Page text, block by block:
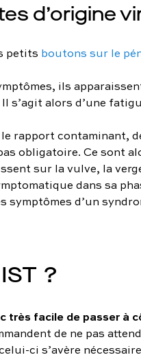
d’origine
petits boutons sur le
ils
s’agit alors d’une
le rapport contaminant,
obligatoire. Ce sont
sur la vulve, la
dans sa
d’un
?
très facile de passer à
de ne pas
ci s’avère